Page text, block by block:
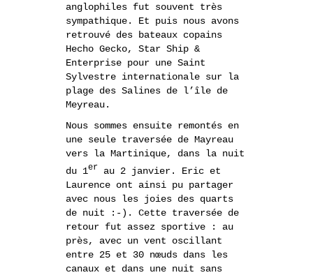
anglophiles fut souvent très
sympathique. Et puis nous avons
retrouvé des bateaux copains
Hecho Gecko, Star Ship &
Enterprise pour une Saint
Sylvestre internationale sur la
plage des Salines de l’île de
Meyreau.
Nous sommes ensuite remontés en
une seule traversée de Mayreau
vers la Martinique, dans la nuit
du 1er au 2 janvier. Eric et
Laurence ont ainsi pu partager
avec nous les joies des quarts
de nuit :-). Cette traversée de
retour fut assez sportive : au
près, avec un vent oscillant
entre 25 et 30 nœuds dans les
canaux et dans une nuit sans